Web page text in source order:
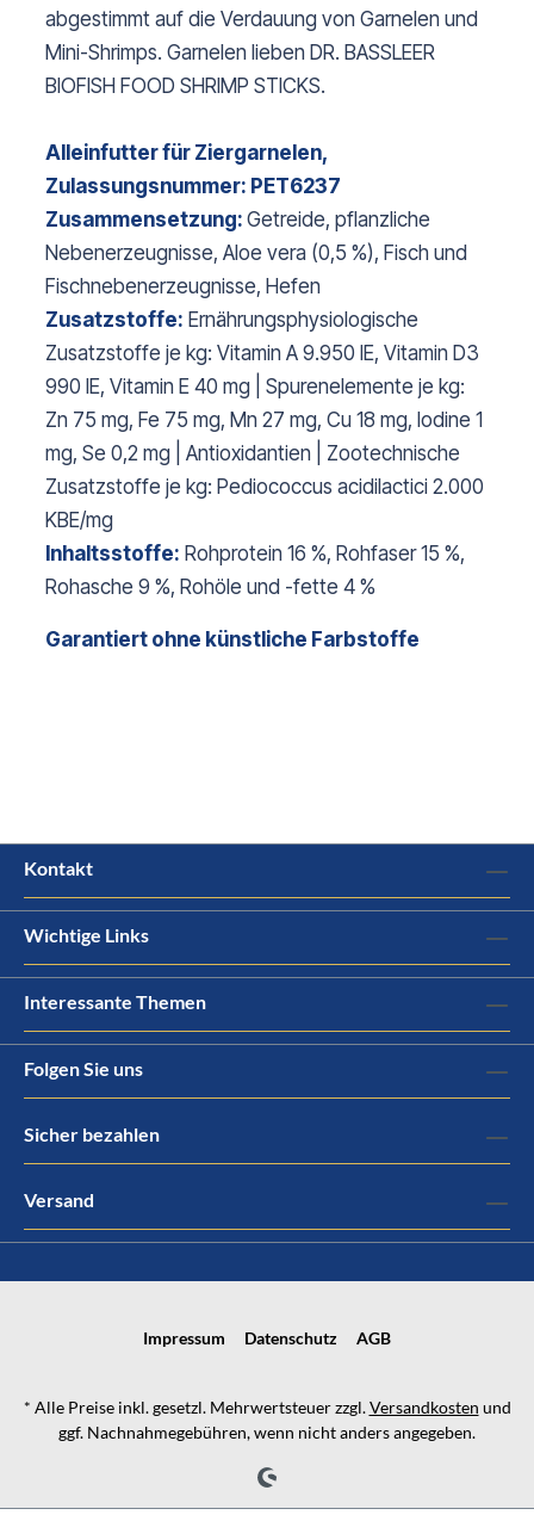
abgestimmt auf die Verdauung von Garnelen und
Mini-Shrimps. Garnelen lieben DR. BASSLEER
BIOFISH FOOD SHRIMP STICKS.
Alleinfutter für Ziergarnelen,
Zulassungsnummer: PET6237
Zusammensetzung: Getreide, pflanzliche
Nebenerzeugnisse, Aloe vera (0,5 %), Fisch und
Fischnebenerzeugnisse, Hefen
Zusatzstoffe: Ernährungsphysiologische
Zusatzstoffe je kg: Vitamin A 9.950 IE, Vitamin D3
990 IE, Vitamin E 40 mg | Spurenelemente je kg:
Zn 75 mg, Fe 75 mg, Mn 27 mg, Cu 18 mg, Iodine 1
mg, Se 0,2 mg | Antioxidantien | Zootechnische
Zusatzstoffe je kg: Pediococcus acidilactici 2.000
KBE/mg
Inhaltsstoffe: Rohprotein 16 %, Rohfaser 15 %,
Rohasche 9 %, Rohöle und -fette 4 %
Garantiert ohne künstliche Farbstoffe
Kontakt
Wichtige Links
Interessante Themen
Folgen Sie uns
Sicher bezahlen
Versand
Impressum Datenschutz AGB
* Alle Preise inkl. gesetzl. Mehrwertsteuer zzgl.Versandkosten und
ggf. Nachnahmegebühren, wenn nicht anders angegeben.